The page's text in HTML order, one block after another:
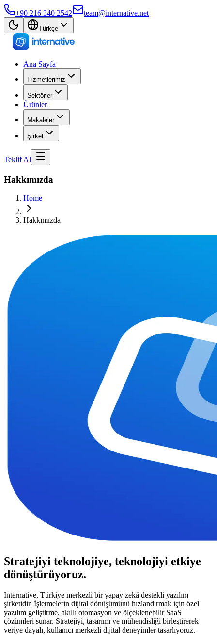
+90 216 340 2542 team@internative.net
Türkçe
Ana Sayfa
Hizmetlerimiz
Sektörler
Ürünler
Makaleler
Şirket
Teklif Al
Hakkımızda
Home
Hakkımızda
Stratejiyi teknolojiye, teknolojiyi etkiye
dönüştürüyoruz.
Internative, Türkiye merkezli bir yapay zekâ destekli yazılım
şirketidir. İşletmelerin dijital dönüşümünü hızlandırmak için özel
yazılım geliştirme, akıllı otomasyon ve ölçeklenebilir SaaS
çözümleri sunar. Stratejiyi, tasarımı ve mühendisliği birleştirerek
veriye dayalı, kullanıcı merkezli dijital deneyimler tasarlıyoruz.